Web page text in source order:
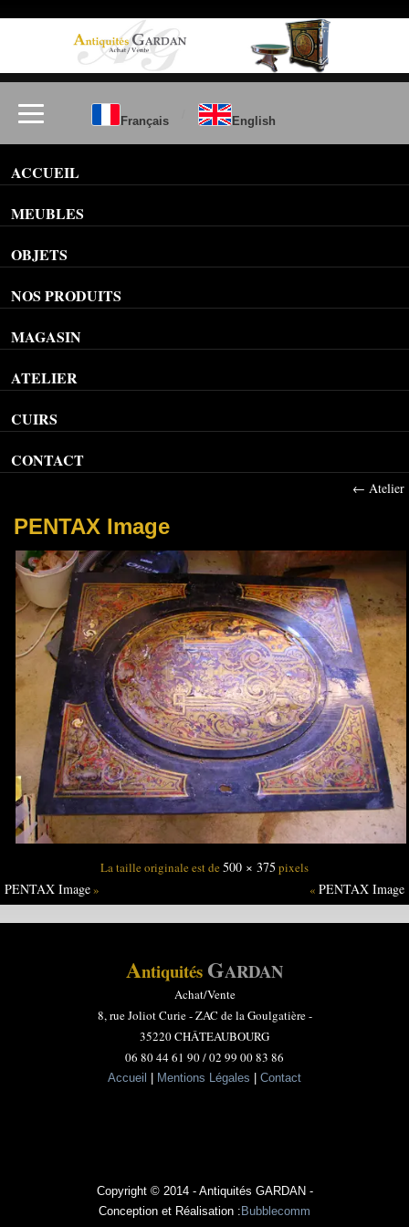
Français English
ACCUEIL
MEUBLES
OBJETS
NOS PRODUITS
MAGASIN
ATELIER
CUIRS
CONTACT
← Atelier
PENTAX Image
La taille originale est de 500 × 375 pixels
PENTAX Image» « PENTAX Image
Antiquités GARDAN
Achat/Vente
8, rue Joliot Curie -ZAC de la Goulgatière -
35220 CHÂTEAUBOURG
06 80 44 61 90 / 02 99 00 83 86
Accueil Mentions Légales Contact
Copyright © 2014 - Antiquités GARDAN -
Conception et Réalisation : Bubblecomm